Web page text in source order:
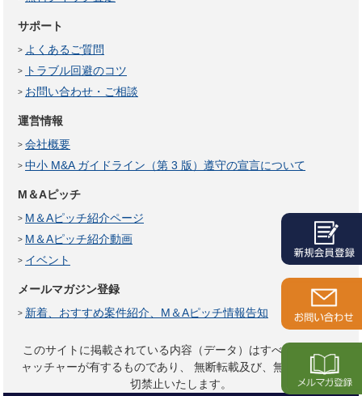
サポート
よくあるご質問
トラブル回避のコツ
お問い合わせ・ご相談
運営情報
会社概要
中小 M&A ガイドライン（第 3 版）遵守の宣言について
M＆Aピッチ
M＆Aピッチ紹介ページ
M＆Aピッチ紹介動画
イベント
メールマガジン登録
新着、おすすめ案件紹介、M＆Aピッチ情報告知
このサイトに掲載されている内容（データ）はすべてサイトキ
ャッチャーが有するものであり、
無断転載及び、無断複製は一
切禁止いたします。